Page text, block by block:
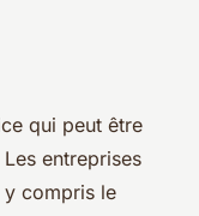
qui peut être
entreprises
y compris le